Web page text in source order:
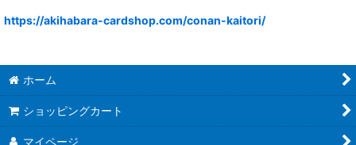
https://akihabara-cardshop.com/conan-kaitori/
ホーム
ショッピングカート
マイページ